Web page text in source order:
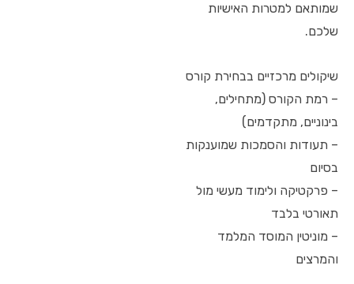
שמותאם למטרות האישיות
שלכם.
שיקולים מרכזיים בבחירת קורס
– רמת הקורס (מתחילים,
בינוניים, מתקדמים)
– תעודות והסמכות שמוענקות
בסיום
– פרקטיקה ולימוד מעשי מול
תאורטי בלבד
– מוניטין המוסד המלמד
והמרצים